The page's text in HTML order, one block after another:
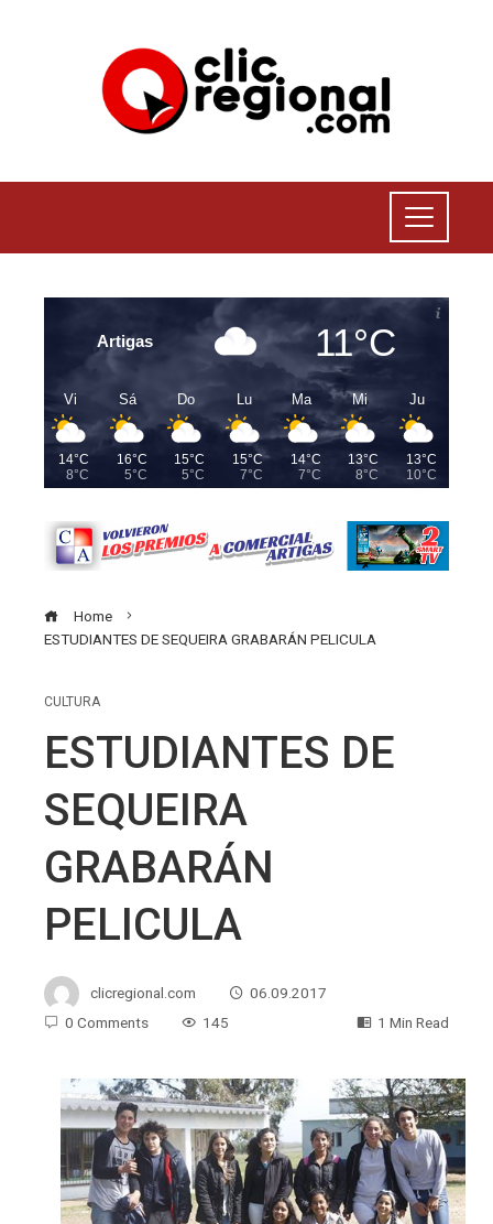
Artigas 11°C
Vi
14°C
8°C
Sá
16°C
5°C
Do
15°C
5°C
Lu
15°C
7°C
Ma
14°C
7°C
Mi
13°C
8°C
Ju
13°C
10°C
Home
ESTUDIANTES DE SEQUEIRA GRABARÁN PELICULA
CULTURA
ESTUDIANTES DE
SEQUEIRA
GRABARÁN
PELICULA
clicregional.com
06.09.2017
0 Comments
145 1 Min Read